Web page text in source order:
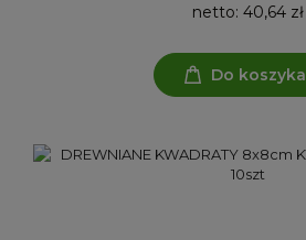
netto: 40,64 zł
Do koszyka